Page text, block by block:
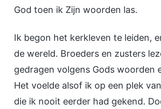
God toen ik Zijn woorden las.
Ik begon het kerkleven te leiden,
de wereld. Broeders en zusters
gedragen volgens Gods woorden
Het voelde alsof ik op een plek
die ik nooit eerder had gekend.